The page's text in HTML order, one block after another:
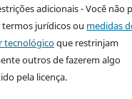
adicionais - Você não
termos jurídicos ou medidas
tecnológicoque restrinjam
outros de fazerem algo
pela licença.